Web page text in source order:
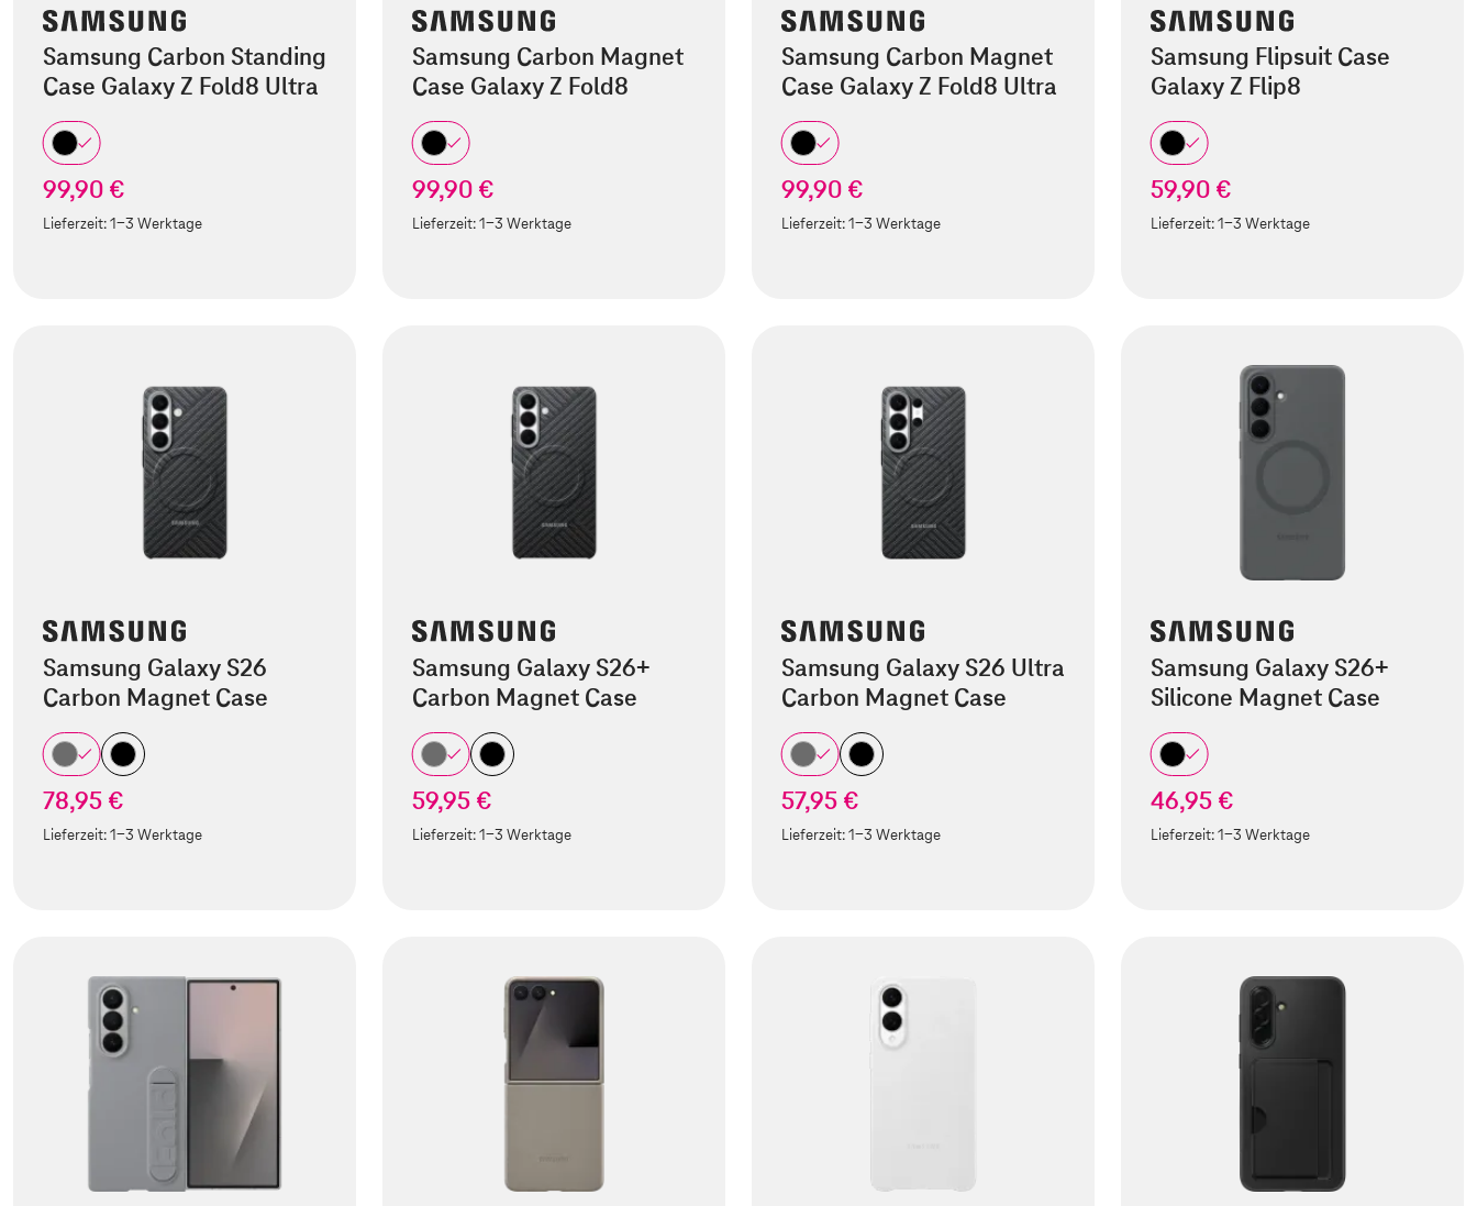
Samsung Carbon Standing
Case Galaxy Z Fold8 Ultra
99,90 €
Lieferzeit:1-3 Werktage
Samsung Carbon Magnet
Case Galaxy Z Fold8
99,90 €
Lieferzeit:1-3 Werktage
Samsung Carbon Magnet
Case Galaxy Z Fold8 Ultra
99,90 €
Lieferzeit:1-3 Werktage
Samsung Flipsuit Case
Galaxy Z Flip8
59,90 €
Lieferzeit:1-3 Werktage
Samsung Galaxy S26
Carbon Magnet Case
78,95 €
Lieferzeit:1-3 Werktage
Samsung Galaxy S26+
Carbon Magnet Case
59,95 €
Lieferzeit:1-3 Werktage
Samsung Galaxy S26 Ultra
Carbon Magnet Case
57,95 €
Lieferzeit:1-3 Werktage
Samsung Galaxy S26+
Silicone Magnet Case
46,95 €
Lieferzeit:1-3 Werktage